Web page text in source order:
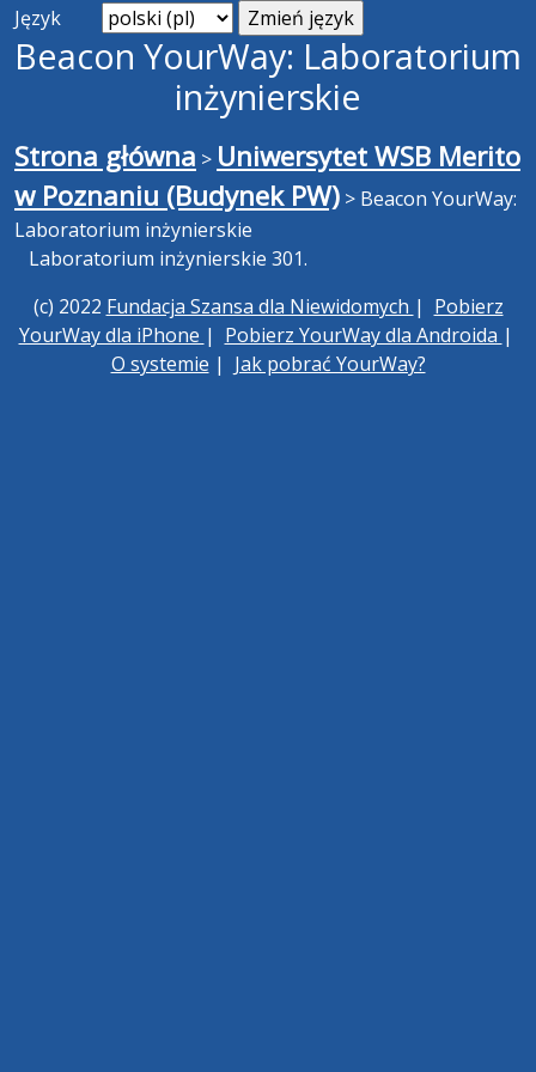
Język
Beacon YourWay: Laboratorium
inżynierskie
Strona główna > Uniwersytet WSB Merito
w Poznaniu (Budynek PW) > Beacon YourWay:
Laboratorium inżynierskie
Laboratorium inżynierskie 301.
(c) 2022 Fundacja Szansa dla Niewidomych | Pobierz
YourWay dla iPhone | Pobierz YourWay dla Androida |
O systemie | Jak pobrać YourWay?